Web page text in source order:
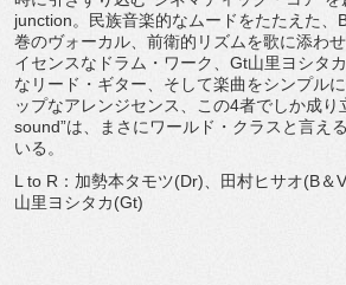
junction。民族音楽的なムードをたたえた、
巻のヴォーカル、前衛的リズムを歌に添わ
イセンスなドラム・ワーク、Gt山里ヨシタ
なリード・ギター、そして楽曲をシンプル
ップなアレンジセンス、この4者でしか成り
sound”は、まさにワールド・クラスと言え
いる。
L to R：加勢本タモツ(Dr)、田村ヒサオ(B＆
山里ヨシタカ(Gt)